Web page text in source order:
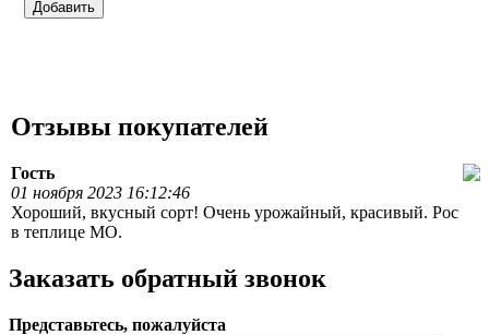
Отзывы покупателей
Гость
01 ноября 2023 16:12:46
Хороший, вкусный сорт! Очень урожайный, красивый. Рос
в теплице МО.
Заказать обратный звонок
Представьтесь, пожалуйста